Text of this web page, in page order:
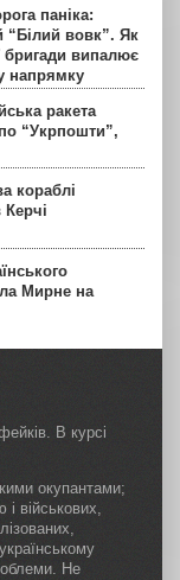
паніка:
“Білий вовк”. Як
бригади випалює
напрямку
ракета
“Укрпошти”,
кораблі
Мирне на
В курсі
окупантами;
військових,
Не